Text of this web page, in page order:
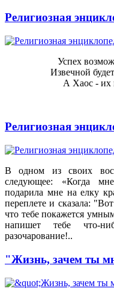
Религиозная
Успех
Извечной
А Хаос - их
Религиозная
В одном из своих
следующее: «Когда
подарила мне на елку
переплете и сказала:
что тебе покажется
напишет тебе что-
разочарование!..
"Жизнь, зачем ты